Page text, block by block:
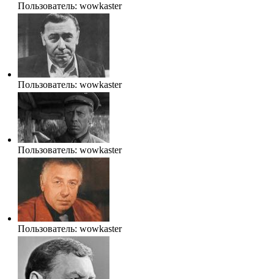
Пользователь: wowkaster
Пользователь: wowkaster
Пользователь: wowkaster
Пользователь: wowkaster